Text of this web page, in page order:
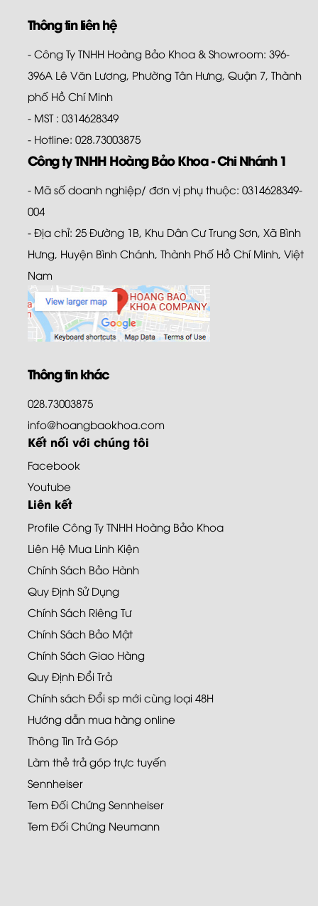
Thông tin liên hệ
- Công Ty TNHH Hoàng Bảo Khoa & Showroom: 396-
396A Lê Văn Lương, Phường Tân Hưng, Quận 7, Thành
phố Hồ Chí Minh
- MST : 0314628349
- Hotline: 028.73003875
Công ty TNHH Hoàng Bảo Khoa - Chi Nhánh 1
- Mã số doanh nghiệp/ đơn vị phụ thuộc: 0314628349-
004
- Địa chỉ: 25 Đường 1B, Khu Dân Cư Trung Sơn, Xã Bình
Hưng, Huyện Bình Chánh, Thành Phố Hồ Chí Minh, Việt
Nam
Thông tin khác
028.73003875
info@hoangbaokhoa.com
Kết nối với chúng tôi
Facebook
Youtube
Liên kết
Profile Công Ty TNHH Hoàng Bảo Khoa
Liên Hệ Mua Linh Kiện
Chính Sách Bảo Hành
Quy Định Sử Dụng
Chính Sách Riêng Tư
Chính Sách Bảo Mật
Chính Sách Giao Hàng
Quy Định Đổi Trả
Chính sách Đổi sp mới cùng loại 48H
Hướng dẫn mua hàng online
Thông Tin Trả Góp
Làm thẻ trả góp trực tuyến
Sennheiser
Tem Đối Chứng Sennheiser
Tem Đối Chứng Neumann